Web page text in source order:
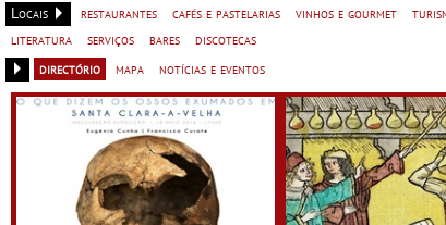
Locais restaurantes cafés e pastelarias vinhos e gourmet
literatura
serviços bares
discotecas
directório
mapa notícias e eventos